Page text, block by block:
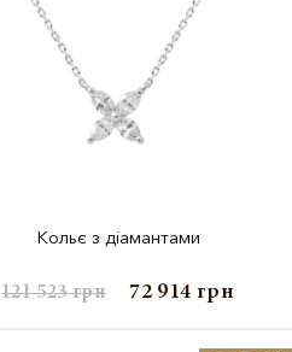
Кольє з діамантами
121 523грн 72 914 грн